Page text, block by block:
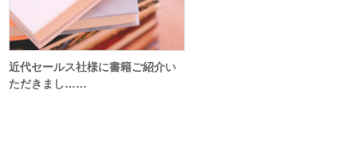
近代セールス社様に書籍ご紹介い
ただきまし……